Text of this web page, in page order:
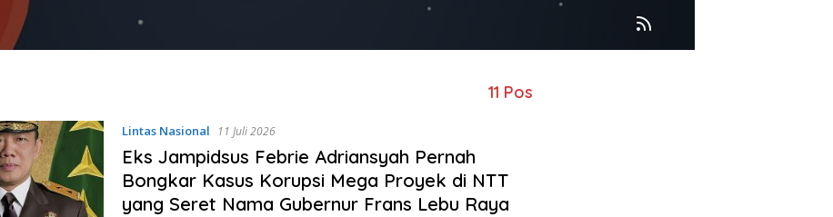
11 Pos
Lintas Nasional 11 Juli 2026
Eks Jampidsus Febrie Adriansyah Pernah
Bongkar Kasus Korupsi Mega Proyek di NTT
yang Seret Nama Gubernur Frans Lebu Raya